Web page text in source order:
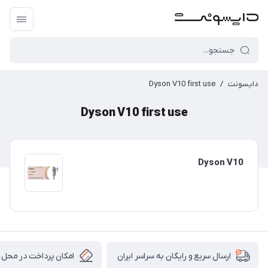
دایسونت /
Dyson V10 first use
Dyson V10 first use
Dyson V10
ارسال سریع و رایگان به سراسر ایران امکان پرداخت در محل